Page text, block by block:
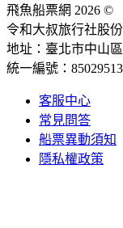
飛魚船票網 2026 ©
令和大叔旅行社股
地址：臺北市中山
統一編號：85029513
客服中心
常見問答
船票異動須知
隱私權政策